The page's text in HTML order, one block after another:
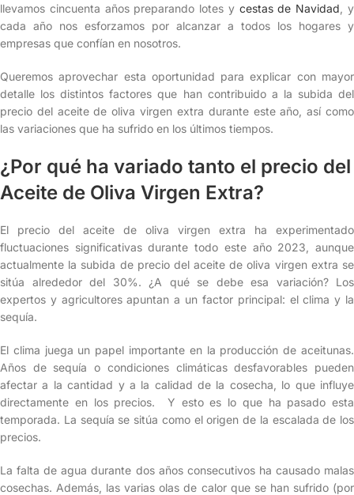
llevamos cincuenta años preparando lotes y cestas de Navidad , y
cada año nos esforzamos por alcanzar a todos los hogares y
empresas que confían en nosotros.
Queremos aprovechar esta oportunidad para explicar con mayor
detalle los distintos factores que han contribuido a la subida del
precio del aceite de oliva virgen extra durante este año, así como
las variaciones que ha sufrido en los últimos tiempos.
¿Por qué ha variado tanto el precio del
Aceite de Oliva Virgen Extra?
El precio del aceite de oliva virgen extra ha experimentado
fluctuaciones significativas durante todo este año 2023, aunque
actualmente la subida de precio del aceite de oliva virgen extra se
sitúa alrededor del 30%. ¿A qué se debe esa variación? Los
expertos y agricultores apuntan a un factor principal: el clima y la
sequía.
El clima juega un papel importante en la producción de aceitunas.
Años de sequía o condiciones climáticas desfavorables pueden
afectar a la cantidad y a la calidad de la cosecha, lo que influye
directamente en los precios. Y esto es lo que ha pasado esta
temporada. La sequía se sitúa como el origen de la escalada de los
precios.
La falta de agua durante dos años consecutivos ha causado malas
cosechas. Además, las varias olas de calor que se han sufrido (por